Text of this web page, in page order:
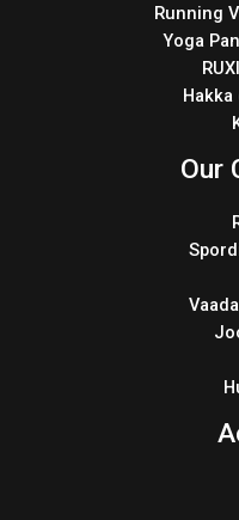
Running
Yoga
Our